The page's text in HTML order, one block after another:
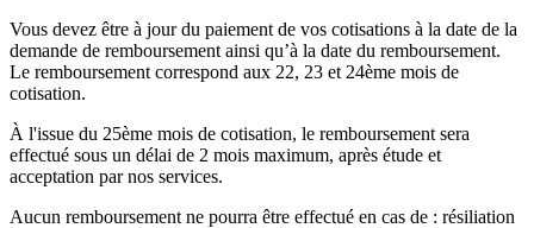
Vous devez être à jour du paiement de vos cotisations à la date de la
demande de remboursement ainsi qu’à la date du remboursement.
Le remboursement correspond aux 22, 23 et 24ème mois de
cotisation.
À l'issue du 25ème mois de cotisation, le remboursement sera
effectué sous un délai de 2 mois maximum, après étude et
acceptation par nos services.
Aucun remboursement ne pourra être effectué en cas de : résiliation